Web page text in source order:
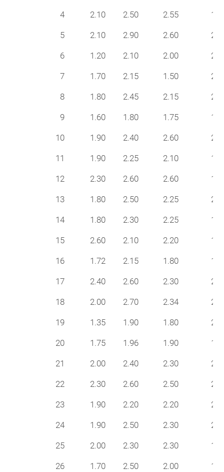
4 2.10 2.50 2.55 17
5 2.10 2.90 2.60 24
6 1.20 2.10 2.00 24
7 1.70 2.15 1.50 21
8 1.80 2.45 2.15 24
9 1.60 1.80 1.75 17
10 1.90 2.40 2.60 21
11 1.90 2.25 2.10 18
12 2.30 2.60 2.60 18
13 1.80 2.50 2.25 21
14 1.80 2.30 2.25 18
15 2.60 2.10 2.20 19
16 1.72 2.15 1.80 19
17 2.40 2.60 2.30 24
18 2.00 2.70 2.34 21
19 1.35 1.90 1.80 21
20 1.75 1.96 1.90 16
21 2.00 2.40 2.30 25
22 2.30 2.60 2.50 27
23 1.90 2.20 2.20 20
24 1.90 2.50 2.30 21
25 2.00 2.30 2.30 18
26 1.70 2.50 2.00 13